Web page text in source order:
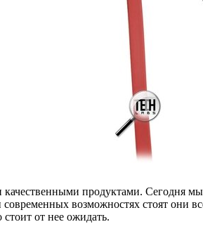
продуктами. Сегодня
возможностях стоят они
от нее ожидать.